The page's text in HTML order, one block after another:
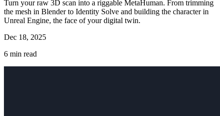
Turn your raw 3D scan into a riggable MetaHuman. From trimming
the mesh in Blender to Identity Solve and building the character in
Unreal Engine, the face of your digital twin.
Dec 18, 2025
6 min read